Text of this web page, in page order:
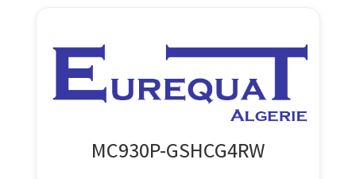
MC930P-GSHCG4RW